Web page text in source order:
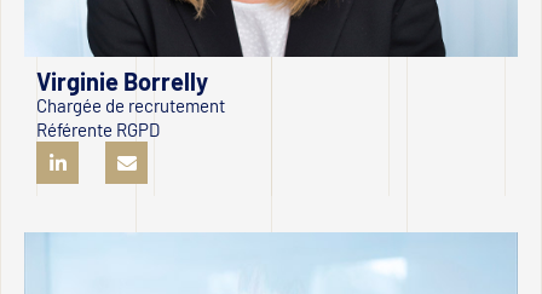
Virginie Borrelly
Chargée de recrutement
Référente RGPD